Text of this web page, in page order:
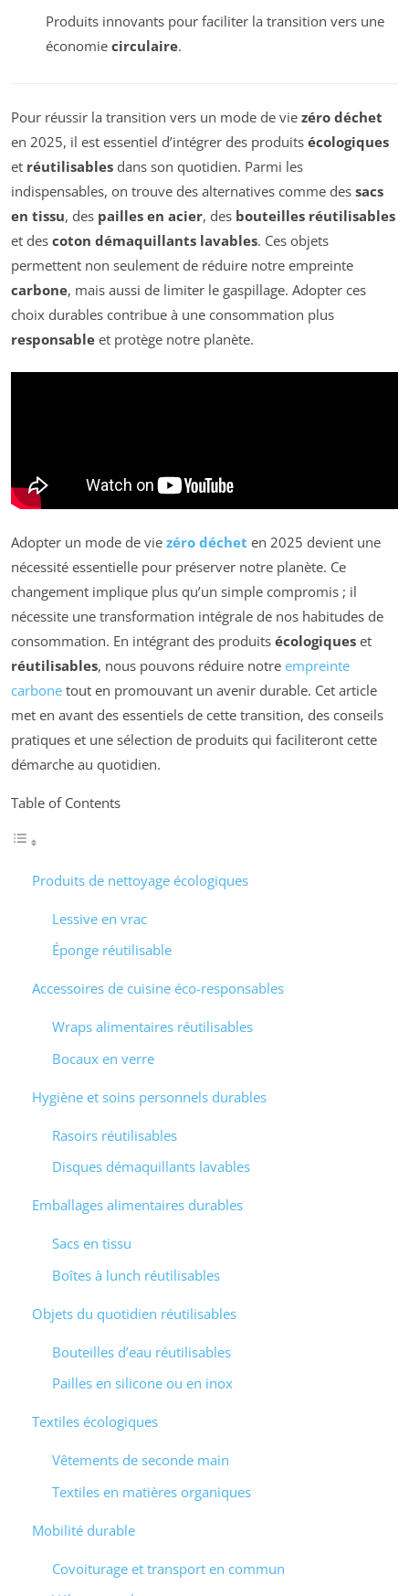
Produits innovants pour faciliter la transition vers une
économie circulaire.
Pour réussir la transition vers un mode de vie zéro déchet
en 2025, il est essentiel d’intégrer des produits écologiques
et réutilisables dans son quotidien. Parmi les
indispensables, on trouve des alternatives comme des sacs
en tissu, des pailles en acier, des bouteilles réutilisables
et des coton démaquillants lavables. Ces objets
permettent non seulement de réduire notre empreinte
carbone, mais aussi de limiter le gaspillage. Adopter ces
choix durables contribue à une consommation plus
responsable et protège notre planète.
Adopter un mode de vie zéro déchet en 2025 devient une
nécessité essentielle pour préserver notre planète. Ce
changement implique plus qu’un simple compromis ; il
nécessite une transformation intégrale de nos habitudes de
consommation. En intégrant des produits écologiques et
réutilisables, nous pouvons réduire notre empreinte
carbone tout en promouvant un avenir durable. Cet article
met en avant des essentiels de cette transition, des conseils
pratiques et une sélection de produits qui faciliteront cette
démarche au quotidien.
Table of Contents
Produits de nettoyage écologiques
Lessive en vrac
Éponge réutilisable
Accessoires de cuisine éco-responsables
Wraps alimentaires réutilisables
Bocaux en verre
Hygiène et soins personnels durables
Rasoirs réutilisables
Disques démaquillants lavables
Emballages alimentaires durables
Sacs en tissu
Boîtes à lunch réutilisables
Objets du quotidien réutilisables
Bouteilles d’eau réutilisables
Pailles en silicone ou en inox
Textiles écologiques
Vêtements de seconde main
Textiles en matières organiques
Mobilité durable
Covoiturage et transport en commun